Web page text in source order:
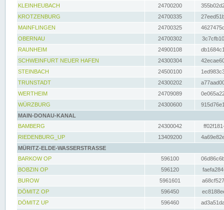
KLEINHEUBACH 24700200
KROTZENBURG
24700335
MAINFLINGEN
24700325
OBERNAU
24700302
RAUNHEIM
24900108
SCHWEINFURT NEUER HAFEN
24300304
STEINBACH
24500100
TRUNSTADT
24300202
WERTHEIM
24709089
WÜRZBURG
24300600
MAIN-DONAU-KANAL
BAMBERG
24300042
RIEDENBURG_UP
13409200
MÜRITZ-ELDE-WASSERSTRASSE
BARKOW OP
596100
BOBZIN OP
596120
BUROW
5961601
DÖMITZ OP
596450
DÖMITZ UP
596460